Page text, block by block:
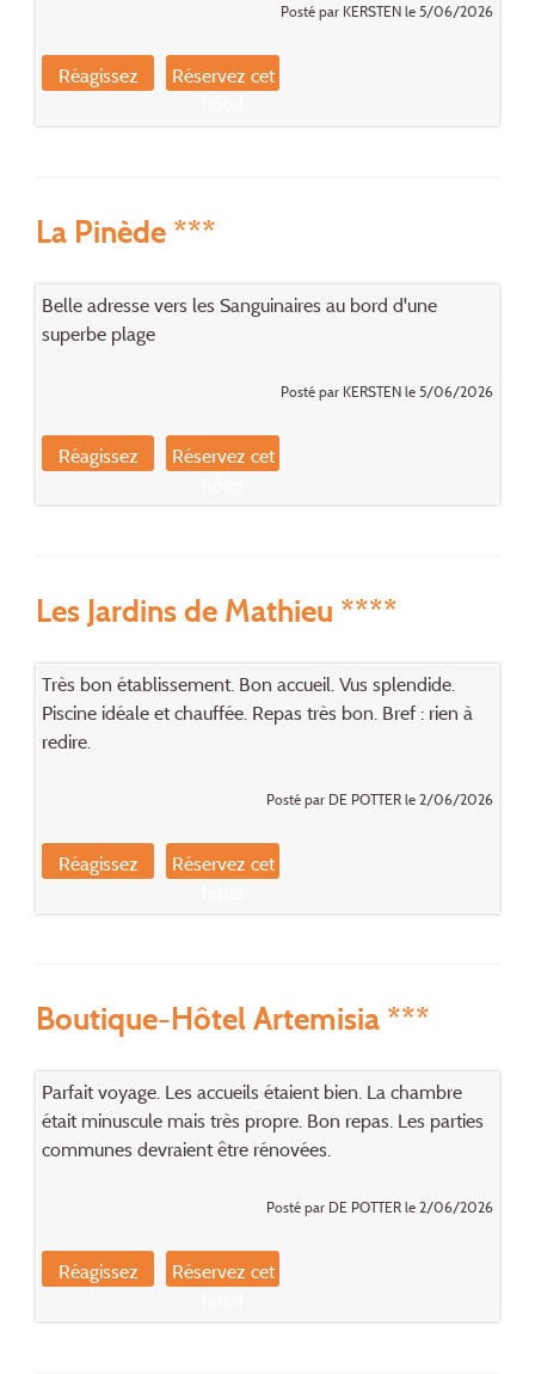
Posté par KERSTEN le 5/06/2026
Réagissez
Réservez cet
La Pinède ***
Belle adresse vers les Sanguinaires au bord d'une
superbe plage
Posté par KERSTEN le 5/06/2026
Réagissez
Réservez cet
Les Jardins de Mathieu ****
Très bon établissement. Bon accueil. Vus splendide.
Piscine idéale et chauffée. Repas très bon. Bref : rien à
redire.
Posté par DE POTTER le 2/06/2026
Réagissez
Réservez cet
Boutique-Hôtel Artemisia ***
Parfait voyage. Les accueils étaient bien. La chambre
était minuscule mais très propre. Bon repas. Les parties
communes devraient être rénovées.
Posté par DE POTTER le 2/06/2026
Réagissez
Réservez cet